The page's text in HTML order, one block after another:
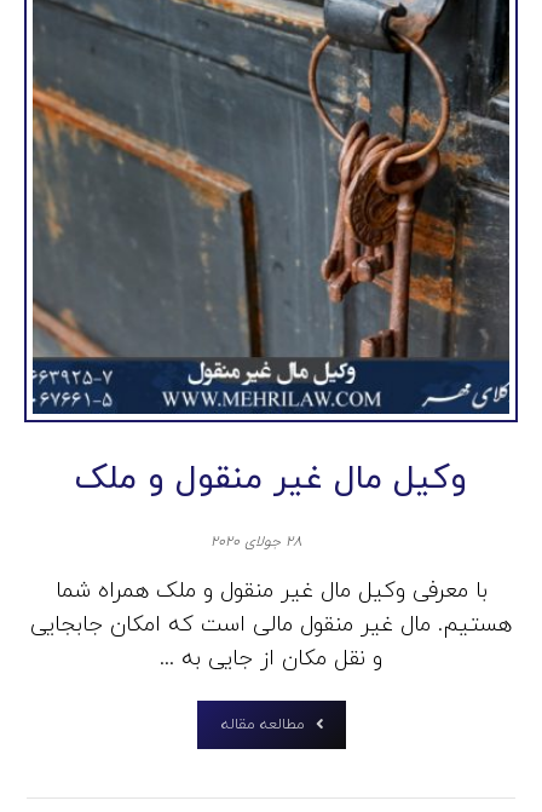
وکیل مال غیر منقول و ملک
۲۸ جولای ۲۰۲۰
با معرفی وکیل مال غیر منقول و ملک همراه شما
هستیم. مال غیر منقول مالی است که امکان جابجایی
و نقل مکان از جایی به ...
مطالعه مقاله